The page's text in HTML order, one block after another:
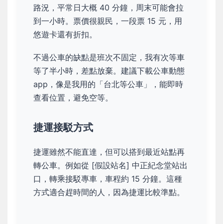
路況，平常日大概 40 分鐘，周末可能會拉
到一小時。票價很親民，一段票 15 元，用
悠遊卡還有折扣。
不過公車的缺點是班次不固定，我有次等車
等了半小時，差點放棄。建議下載公車動態
app，像是我用的「台北等公車」，能即時
查看位置，避免空等。
捷運接駁方式
捷運雖然不能直達，但可以搭到最近站點再
轉公車。例如從 [假設站名] 中正紀念堂站出
口，轉乘接駁專車，車程約 15 分鐘。這種
方式適合趕時間的人，因為捷運比較準點。